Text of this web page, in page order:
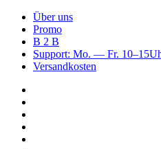
Über uns
Promo
B 2 B
Support: Mo. — Fr.
Versandkosten